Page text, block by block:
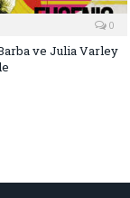
0
ve Julia Varley